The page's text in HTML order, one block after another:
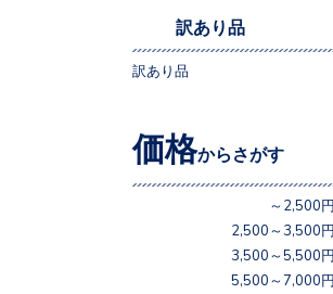
訳あり品
訳あり品
価格からさがす
～2,500円
2,500～3,500円
3,500～5,500円
5,500～7,000円